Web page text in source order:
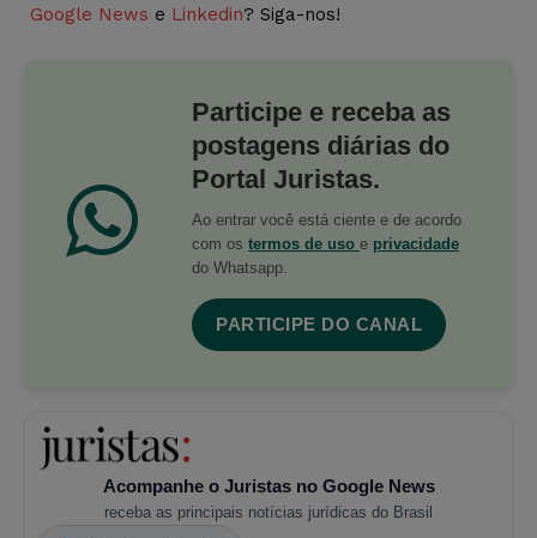
Google News e Linkedin? Siga-nos!
Participe e receba as
postagens diárias do
Portal Juristas.
Ao entrar você está ciente e de acordo
com os termos de uso e privacidade
do Whatsapp.
PARTICIPE DO CANAL
Acompanhe o Juristas no Google News
receba as principais notícias jurídicas do Brasil